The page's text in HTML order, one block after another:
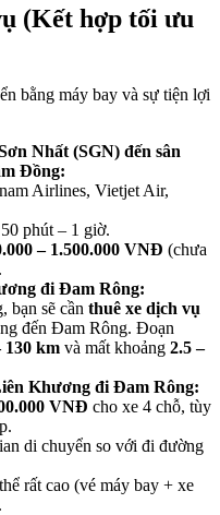
(Kết hợp tối ưu
bằng máy bay và sự tiện lợi
Nhất (SGN) đến sân
Đồng:
Airlines, Vietjet Air,
phút – 1 giờ.
– 1.500.000 VNĐ (chưa
đi Đam Rông:
bạn sẽ cần thuê xe dịch vụ
đến Đam Rông. Đoạn
130 km và mất khoảng 2.5 –
Khương đi Đam Rông:
VNĐ cho xe 4 chỗ, tùy
di chuyển so với đi đường
rất cao (vé máy bay + xe